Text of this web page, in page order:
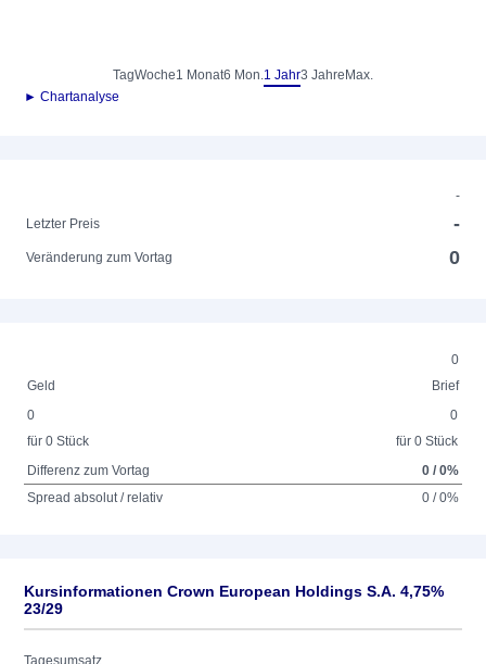
TagWoche1 Monat6 Mon.1 Jahr3 Jahre Max.
► Chartanalyse
-
Letzter Preis
-
Veränderung zum Vortag 0
0
Geld
Brief
0
für 0 Stück
0
für 0 Stück
Differenz zum Vortag
0 / 0%
Spread absolut / relativ
0 / 0%
Kursinformationen Crown European Holdings S.A. 4,75%
23/29
Tagesumsatz